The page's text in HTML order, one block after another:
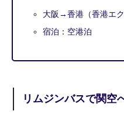
大阪→香港（香港エク
宿泊：空港泊
リムジンバスで関空